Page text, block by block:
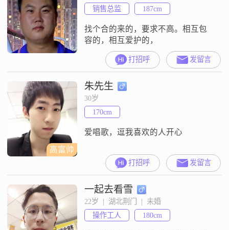
销售总监
187cm
找个合的来的，要求不高。相互包
容的，相互爱护的，
打招呼 发留言
高富帅
朱先生
30岁
170cm
爱唱歌，逗我喜欢的人开心
打招呼 发留言
一起去看雪
22岁  |  湖北荆门  |  未婚
操作工人
180cm